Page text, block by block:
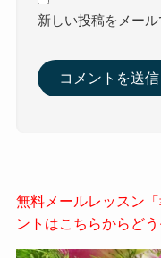
新しい投稿をメー
無料メールレッスン
ントはこちらからど